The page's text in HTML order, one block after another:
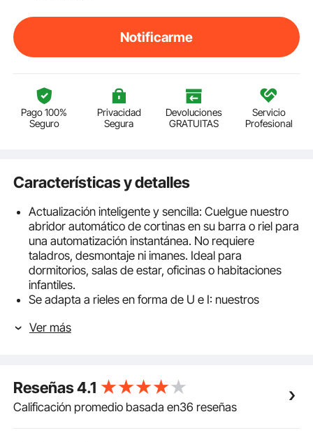
Notificarme
Pago 100%
Seguro
Privacidad
Segura
Devoluciones
GRATUITAS
Servicio
Profesional
Características y detalles
Actualización inteligente y sencilla: Cuelgue nuestro
abridor automático de cortinas en su barra o riel para
una automatización instantánea. No requiere
taladros, desmontaje ni imanes. Ideal para
dormitorios, salas de estar, oficinas o habitaciones
infantiles.
Se adapta a rieles en forma de U e I: nuestros
monte fácilmente en rieles en forma de U e I, lo que
3 métodos de control: Controla tu abridor de cortinas
automático inteligente con el control remoto, la app o
la voz. Compatible con Amazon Alexa y el Asistente
Ver más
Reseñas4.1
Calificación promedio basada en36 reseñas